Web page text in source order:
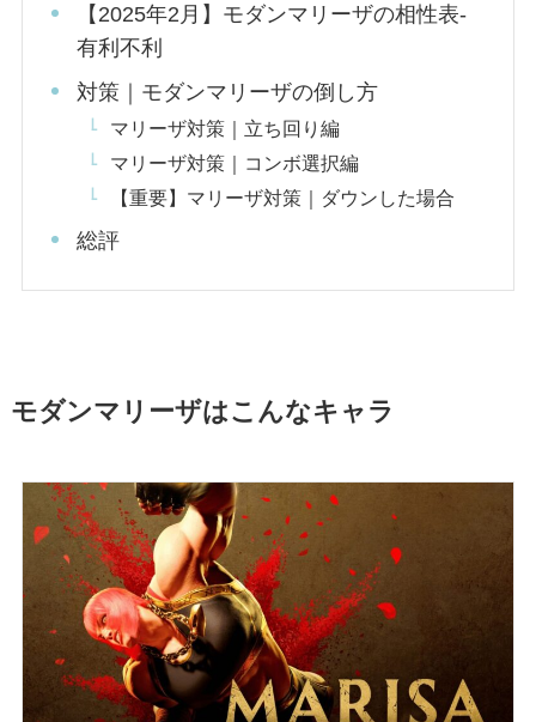
【2025年2月】モダンマリーザの相性表-
有利不利
対策｜モダンマリーザの倒し方
マリーザ対策｜立ち回り編
マリーザ対策｜コンボ選択編
【重要】マリーザ対策｜ダウンした場合
総評
モダンマリーザはこんなキャラ